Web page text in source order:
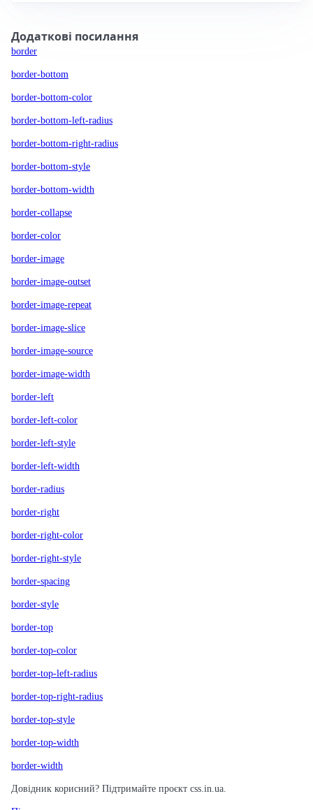
Додаткові посилання
border
border-bottom
border-bottom-color
border-bottom-left-radius
border-bottom-right-radius
border-bottom-style
border-bottom-width
border-collapse
border-color
border-image
border-image-outset
border-image-repeat
border-image-slice
border-image-source
border-image-width
border-left
border-left-color
border-left-style
border-left-width
border-radius
border-right
border-right-color
border-right-style
border-spacing
border-style
border-top
border-top-color
border-top-left-radius
border-top-right-radius
border-top-style
border-top-width
border-width
Довідник корисний? Підтримайте проєкт css.in.ua.